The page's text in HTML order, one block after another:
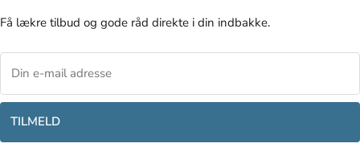
Få lækre tilbud og gode råd direkte i din indbakke.
TILMELD